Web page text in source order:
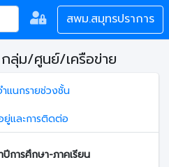
สพม.สมุทรปราการ
ลุ่ม/ศูนย์/เครือข่าย
ำแนกรายช่วงชั้น
ยู่และการติดต่อ
ปีการศึกษา-ภาคเรียน